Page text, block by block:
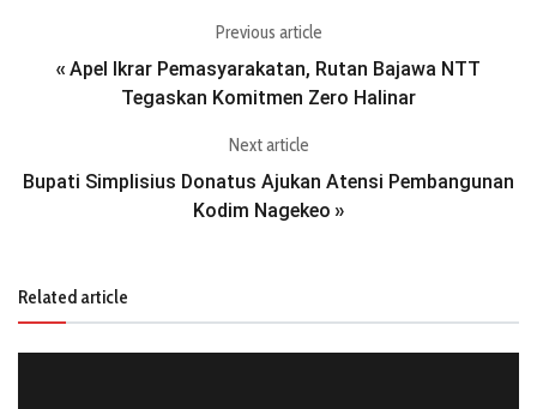
Previous article
« Apel Ikrar Pemasyarakatan, Rutan Bajawa NTT
Tegaskan Komitmen Zero Halinar
Next article
Bupati Simplisius Donatus Ajukan Atensi Pembangunan
Kodim Nagekeo »
Related article